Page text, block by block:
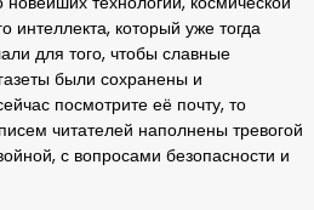
интеллекта, который уже тогда
для того, чтобы славные
были сохранены и
посмотрите её почту, то
читателей наполнены тревогой
с вопросами безопасности и